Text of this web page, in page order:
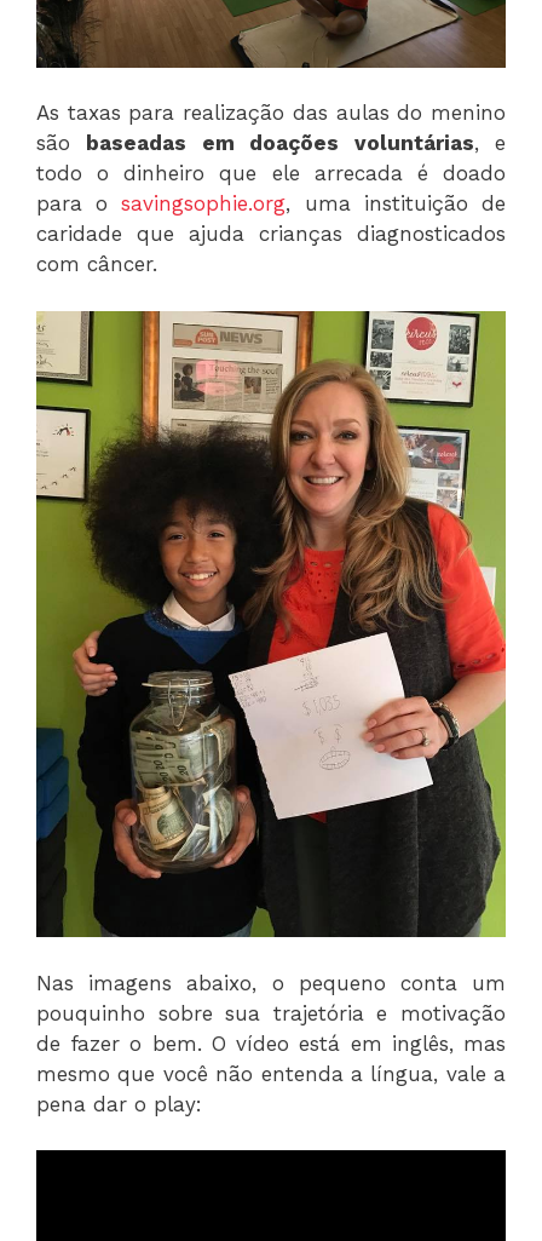
As taxas para realização das aulas do menino
são
baseadas em doações voluntárias, e
todo o dinheiro que ele arrecada é doado
para osavingsophie.org, uma instituição de
caridade que ajuda crianças diagnosticados
com câncer.
Nas imagens abaixo, o pequeno conta um
pouquinho sobre sua trajetória e motivação
de fazer o bem. O vídeo está em inglês, mas
mesmo que você não entenda a língua, vale a
pena dar o play: